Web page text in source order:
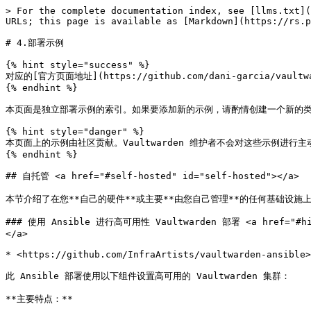
> For the complete documentation index, see [llms.txt](https://rs.ppgg.in/llms.txt). Markdown versions of documentation pages are available by appending `.md` to page URLs; this page is available as [Markdown](https://rs.ppgg.in/alternative-deployments/deployment-examples.md).

# 4.部署示例

{% hint style="success" %}
对应的[官方页面地址](https://github.com/dani-garcia/vaultwarden/wiki/Deployment-examples)
{% endhint %}

本页面是独立部署示例的索引。如果要添加新的示例，请酌情创建一个新的类别，并保持总体有序。

{% hint style="danger" %}
本页面上的示例由社区贡献。Vaultwarden 维护者不会对这些示例进行主动审核或提供支持。请自行评估并使用，风险自负。
{% endhint %}

## 自托管 <a href="#self-hosted" id="self-hosted"></a>

本节介绍了在您**自己的硬件**或主要**由您自己管理**的任何基础设施上托管 Vaultwarden 的不同选项。

### 使用 Ansible 进行高可用性 Vaultwarden 部署 <a href="#highly-available-vaultwarden-deployment-with-ansible" id="highly-available-vaultwarden-deployment-with-ansible"></a>

* <https://github.com/InfraArtists/vaultwarden-ansible>

此 Ansible 部署使用以下组件设置高可用的 Vaultwarden 集群：

**主要特点：**

* **Nginx**：处理 SSL 卸载和负载平衡，以获得最佳性能和安全性。
* **Certbot**：自动生成和管理 SSL 证书以实现安全通信。
* **Vaultwarden**：作为密码管理的主要后端。
* **Keepalived**：提供虚拟IP和冗余以实现高可用性。
* **PostgreSQL**：使用外部数据库来存储数据。
* **Docker** 和 **Docker Compose**：使用 docker compose 部署所有服务。

### Ansible

* <https://github.com/guerzon/ansible-role-vaultwarden>

目前支持 EL8 和 EL9 发行版的 Ansible 角色。在积极开发和支持下，已经有一个可用的 MVP 版本。

### Raspberry Pi

* <https://github.com/martient/vaultwarden-ansible>

Raspberry Pi 上的 Vaultwarden Ansible 部署。要从以前的配置迁移，请按照页面上链接的指南进行操作。

* <https://dietpi.com/>

[DietPi](https://dietpi.com/) 是一个轻量级的基于 Debian 的发行版（镜像），适用于各种设备，例如 Raspberry Pi、Odroid、NanoPi 等。它提供了一个软件脚本，用于安装包括 Vaultwarden 在内的各种程序。这样可以让用户免去对安装命令的苦恼。

要在 DietPi 上安装 Vaultwarden，只需在命令行中键入 `dietpi-software install 183` 即可。有关在 DietPi 上的安装步骤和首次访问 Vaultwarden 的更多信息，请访问 <https://dietpi.com/docs/software/cloud/#vaultwarden>

* <https://mijo.remotenode.io/posts/tailscale-caddy-docker/>

使用 Tailscale 和 Caddy 确保安全访问 Vaultwarden 的演练指南。所有服务均使用 Docker Compose 进行容器化管理，并托管在 Raspberry Pi 上。

* <https://github.com/Alphan-Aksoyoglu/vaultwarden-rpi>

基于 docker-compose 的、模块化的、自托管的 Vaultwarden 部署。

选项：

* 仅 LAN，或 LAN + Tailscale（通过 VPN 从任何地方访问）
* 您的域名 (Cloudflare) 或 DuckDNS 域名
* 可选的不依赖第三方容器的备份服务
* 可选的 UFW 和 IPTABLES 强化

配有方便的安装程序：

* 只需运行 `install.sh --init` 和 `install.sh --install`

还有一个广泛的自述文件。

### 共享主机 <a href="#shared-hosting" id="shared-hosting"></a>

* <https://github.com/jjlin/vaultwarden-shared-hosting>

在 [DreamHost](https://www.dreamhost.com/) 上运行 Vaultwarden 的配置示例，但应该也适用于许多其他共享主机服务。

* <https://lab.uberspace.de/guide_vaultwarden.html?highlight=bitwarden>

如何从源代码安装以及如何在 [Uberspace](https://uberspace.de/en/) 共享托管服务提供商上运行的说明。

### NixOS (by tklitschi)

这里是一个针对 NixOS 上的 Vaultwarden 配置的示例。它不是很复杂，有您想使用的数据库类型的后端选项、用于系统服务专用备份的备份目录、启用它的选项以及配置选项。对于配置选项，你只需[从 .env 模板](https://github.com/dani-garcia/bitwarden_rs/blob/1.13.1/.env.template)传递 .env 变量到 nix 语法中即可。密码 (SMTP\_PASSWORD,... ) 存储在 /nix/store 之外的另一个 .env 文件中，并被 [services.vaultwarden.environmentFile](https://search.nixos.org/